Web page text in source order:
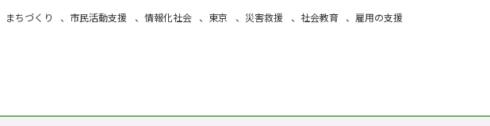
まちづくり 、 市民活動支援 、 情報化社会 、 東京 、 災害救援 、 社会教育 、 雇用の支援